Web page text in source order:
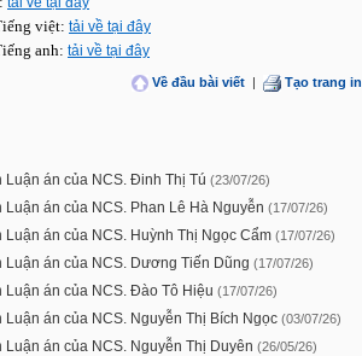
việt: tải về tại đây
anh: tải về tại đây
Về đầu bài viết | Tạo trang in
Luận án của NCS. Đinh Thị Tú (23/07/26)
Luận án của NCS. Phan Lê Hà Nguyễn (17/07/26)
Luận án của NCS. Huỳnh Thị Ngọc Cẩm (17/07/26)
Luận án của NCS. Dương Tiến Dũng (17/07/26)
Luận án của NCS. Đào Tô Hiệu (17/07/26)
Luận án của NCS. Nguyễn Thị Bích Ngọc (03/07/26)
Luận án của NCS. Nguyễn Thị Duyên (26/05/26)